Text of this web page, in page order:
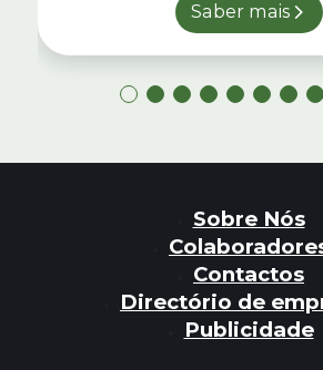
Saber mais
Sobre Nós
Contactos
Directório de
Publicidade